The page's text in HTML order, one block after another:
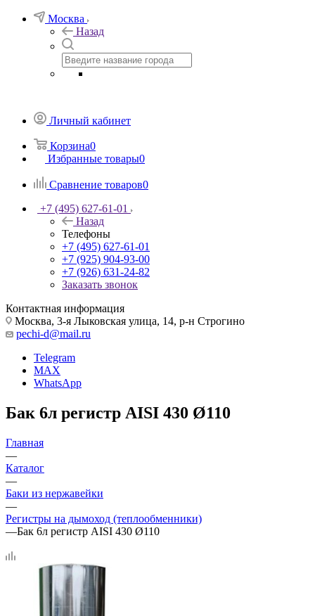
Москва
Назад
Личный кабинет
Корзина0
Избранные товары0
Сравнение товаров0
+7 (495) 627-61-01
Назад
Телефоны
+7 (495) 627-61-01
+7 (925) 904-93-00
+7 (926) 631-24-82
Заказать звонок
Контактная информация
Москва, 3-я Лыковская улица, 14, р-н Строгино
pechi-d@mail.ru
Telegram
MAX
WhatsApp
Бак 6л регистр AISI 430 Ø110
Главная
—
Каталог
—
Баки из нержавейки
—
Регистры на дымоход (теплообменники)
—Бак 6л регистр AISI 430 Ø110